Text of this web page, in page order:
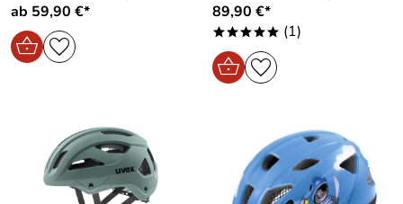
ab 59,90 €* 89,90 €*
***** (1)